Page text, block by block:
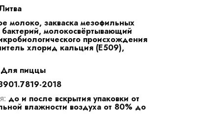
молоко, закваска мезофильных
молокосвёртывающий
происхождения
хлорид кальция (Е509),
Для пиццы
2018
до и после вскрытия упаковки от
влажности воздуха от 80% до